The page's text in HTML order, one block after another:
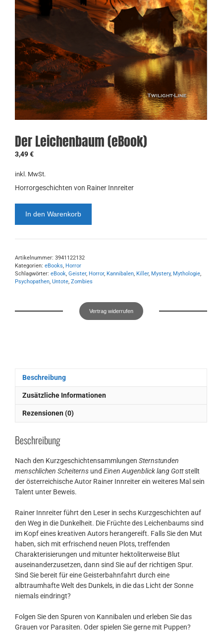
Der Leichenbaum (eBook)
3,49€
inkl. MwSt.
Horrorgeschichten von Rainer Innreiter
Leichenbaum
Menge
In den Warenkorb
Artikelnummer: 3941122132
Kategorien: eBooks, Horror
Schlagwörter: eBook, Geister, Horror, Kannibalen, Killer, Mystery, Mythologie,
Psychopathen, Untote, Zombies
Vertrag widerrufen
Beschreibung
Zusätzliche Informationen
Rezensionen (0)
Beschreibung
Nach den Kurzgeschichtensammlungen Sternstunden
menschlichen Scheiterns und Einen Augenblick lang Gottstellt
der österreichische Autor Rainer Innreiter ein weiteres Mal sein
Talent unter Beweis.
Rainer Innreiter führt den Leser in sechs Kurzgeschichten auf
den Weg in die Dunkelheit. Die Früchte des Leichenbaums sind
im Kopf eines kreativen Autors herangereift. Falls Sie den Mut
haben, sich mit erfrischend neuen Plots, treffenden
Charakterisierungen und mitunter hektoliterweise Blut
auseinanderzusetzen, dann sind Sie auf der richtigen Spur.
Sind Sie bereit für eine Geisterbahnfahrt durch eine
albtraumhafte Welt des Dunkels, in die das Licht der Sonne
niemals eindringt?
Folgen Sie den Spuren von Kannibalen und erleben Sie das
Grauen vor Parasiten. Oder spielen Sie gerne mit Puppen?